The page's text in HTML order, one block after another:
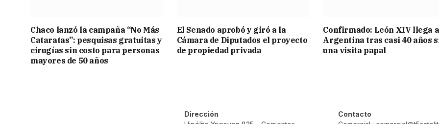
Chaco lanzó la campaña “No Más
Cataratas”: pesquisas gratuitas y
cirugías sin costo para personas
mayores de 50 años
El Senado aprobó y giró a la
Cámara de Diputados el proyecto
de propiedad privada
Confirmado: León XIV llega
Argentina tras casi 40 años
una visita papal
Dirección
Contacto